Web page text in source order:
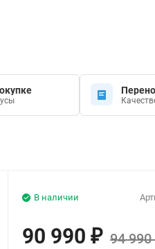
В наличии
90 990₽ 94 990